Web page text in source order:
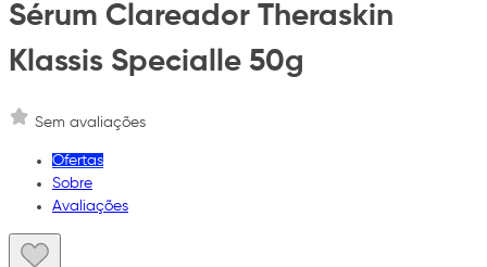
Sérum Clareador Theraskin
Klassis Specialle 50g
Sem avaliações
Ofertas
Sobre
Avaliações